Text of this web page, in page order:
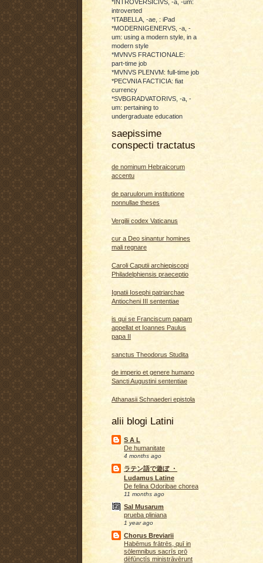
*INTROVERSICIVS, -a, -um:
introverted
*ITABELLA, -ae, : iPad
*MODERNIGENERVS, -a, -
um: using a modern style, in a
modern style
*MVNVS FRACTIONALE:
part-time job
*MVNVS PLENVM: full-time job
*PECVNIA FACTICIA: fiat
currency
*SVBGRADVATORIVS, -a, -
um: pertaining to
undergraduate education
saepissime
conspecti tractatus
de nominum Hebraicorum
accentu
de paruulorum institutione
nonnullae theses
Vergilii codex Vaticanus
cur a Deo sinantur homines
mali regnare
Caroli Caputii archiepiscopi
Philadelphiensis praeceptio
Ignatii Iosephi patriarchae
Antiocheni III sententiae
is qui se Franciscum papam
appellat et Ioannes Paulus
papa II
sanctus Theodorus Studita
de imperio et genere humano
Sancti Augustini sententiae
Athanasii Schnaederi epistola
alii blogi Latini
S A L
De humanitate
4 months ago
ラテン語で遊ぼ ・
Ludamus Latine
De felina Odoribae chorea
11 months ago
Sal Musarum
prueba pliniana
1 year ago
Chorus Breviarii
Habēmus frātrēs, quī in
sōlemnibus sacrīs prō
dēfūnctīs ministrāvērunt